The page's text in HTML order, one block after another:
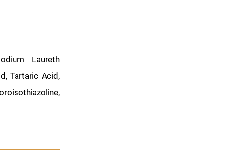
Laureth
Tartaric Acid,